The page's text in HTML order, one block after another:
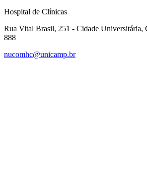
Hospital de Clínicas
Rua Vital Brasil, 251 - Cidade Universitária,
888
nucomhc@unicamp.br